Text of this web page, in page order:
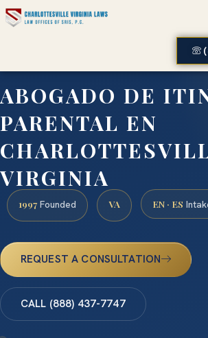
ABOGADO DE
PARENTAL EN
VIRGINIA
1997 Founded VA EN · ES
REQUEST A CONSULTATION
CALL (888) 437-7747